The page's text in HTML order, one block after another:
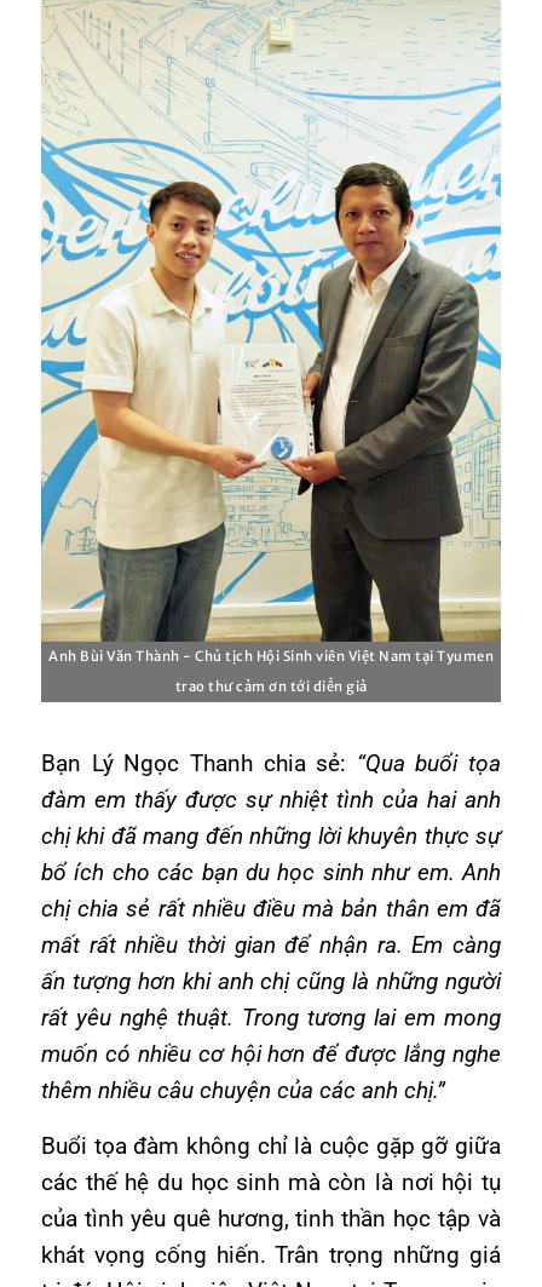
Anh Bùi Văn Thành - Chủ tịch Hội Sinh viên Việt Nam tại Tyumen
trao thư cảm ơn tới diễn giả
Bạn Lý Ngọc Thanh chia sẻ: “Qua buổi tọa
đàm em thấy được sự nhiệt tình của hai anh
chị khi đã mang đến những lời khuyên thực sự
bổ ích cho các bạn du học sinh như em. Anh
chị chia sẻ rất nhiều điều mà bản thân em đã
mất rất nhiều thời gian để nhận ra. Em càng
ấn tượng hơn khi anh chị cũng là những người
rất yêu nghệ thuật. Trong tương lai em mong
muốn có nhiều cơ hội hơn để được lắng nghe
thêm nhiều câu chuyện của các anh chị.”
Buổi tọa đàm không chỉ là cuộc gặp gỡ giữa
các thế hệ du học sinh mà còn là nơi hội tụ
của tình yêu quê hương, tinh thần học tập và
khát vọng cống hiến. Trân trọng những giá